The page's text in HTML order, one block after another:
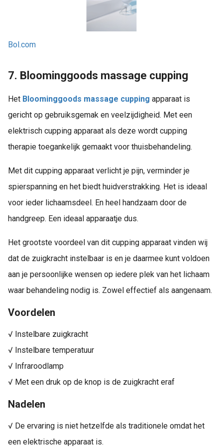
Bol.com
7. Bloominggoods massage cupping
Het Bloominggoods massage cupping apparaat is
gericht op gebruiksgemak en veelzijdigheid. Met een
elektrisch cupping apparaat als deze wordt cupping
therapie toegankelijk gemaakt voor thuisbehandeling.
Met dit cupping apparaat verlicht je pijn, verminder je
spierspanning en het biedt huidverstrakking. Het is ideaal
voor ieder lichaamsdeel. En heel handzaam door de
handgreep. Een ideaal apparaatje dus.
Het grootste voordeel van dit cupping apparaat vinden wij
dat de zuigkracht instelbaar is en je daarmee kunt voldoen
aan je persoonlijke wensen op iedere plek van het lichaam
waar behandeling nodig is. Zowel effectief als aangenaam.
Voordelen
√ Instelbare zuigkracht
√ Instelbare temperatuur
√ Infraroodlamp
√ Met een druk op de knop is de zuigkracht eraf
Nadelen
√ De ervaring is niet hetzelfde als traditionele omdat het
een elektrische apparaat is.